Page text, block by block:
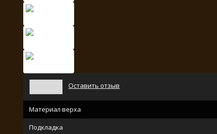
Оставить отзыв
Материал верха
Подкладка